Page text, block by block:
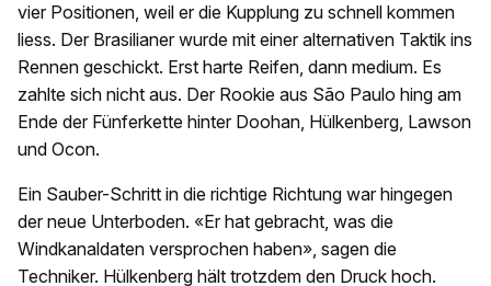
vier Positionen, weil er die Kupplung zu schnell kommen
liess. Der Brasilianer wurde mit einer alternativen Taktik ins
Rennen geschickt. Erst harte Reifen, dann medium. Es
zahlte sich nicht aus. Der Rookie aus São Paulo hing am
Ende der Fünferkette hinter Doohan, Hülkenberg, Lawson
und Ocon.
Ein Sauber-Schritt in die richtige Richtung war hingegen
der neue Unterboden. «Er hat gebracht, was die
Windkanaldaten versprochen haben», sagen die
Techniker. Hülkenberg hält trotzdem den Druck hoch.